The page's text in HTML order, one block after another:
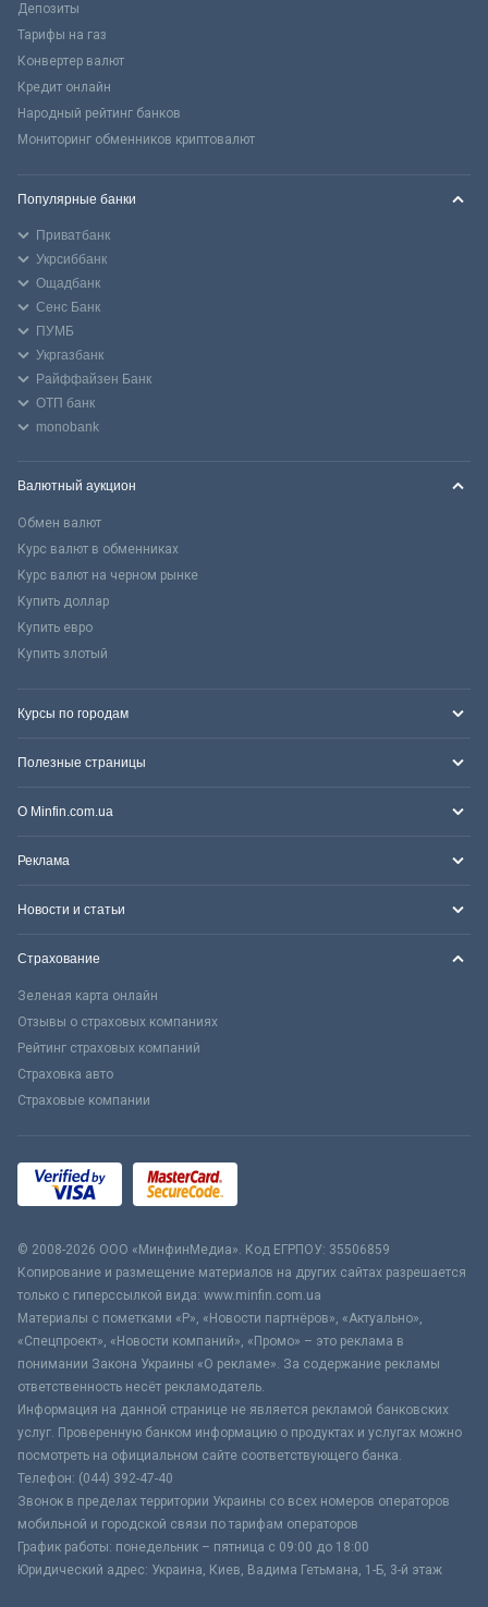
Депозиты
Тарифы на газ
Конвертер валют
Кредит онлайн
Народный рейтинг банков
Мониторинг обменников криптовалют
Популярные банки
Приватбанк
Укрсиббанк
Ощадбанк
Сенс Банк
ПУМБ
Укргазбанк
Райффайзен Банк
ОТП банк
monobank
Валютный аукцион
Обмен валют
Курс валют в обменниках
Курс валют на черном рынке
Купить доллар
Купить евро
Купить злотый
Курсы по городам
Полезные страницы
О Minfin.com.ua
Реклама
Новости и статьи
Страхование
Зеленая карта онлайн
Отзывы о страховых компаниях
Рейтинг страховых компаний
Страховка авто
Страховые компании
© 2008-2026 ООО «МинфинМедиа». Код ЕГРПОУ: 35506859
Копирование и размещение материалов на других сайтах разрешается
только с гиперссылкой вида: www.minfin.com.ua
Материалы с пометками «Р», «Новости партнёров», «Актуально»,
«Спецпроект», «Новости компаний», «Промо» – это реклама в
понимании Закона Украины «О рекламе». За содержание рекламы
ответственность несёт рекламодатель.
Информация на данной странице не является рекламой банковских
услуг. Проверенную банком информацию о продуктах и услугах можно
посмотреть на официальном сайте соответствующего банка.
Телефон: (044) 392-47-40
Звонок в пределах территории Украины со всех номеров операторов
мобильной и городской связи по тарифам операторов
График работы: понедельник – пятница с 09:00 до 18:00
Юридический адрес: Украина, Киев, Вадима Гетьмана, 1-Б, 3-й этаж